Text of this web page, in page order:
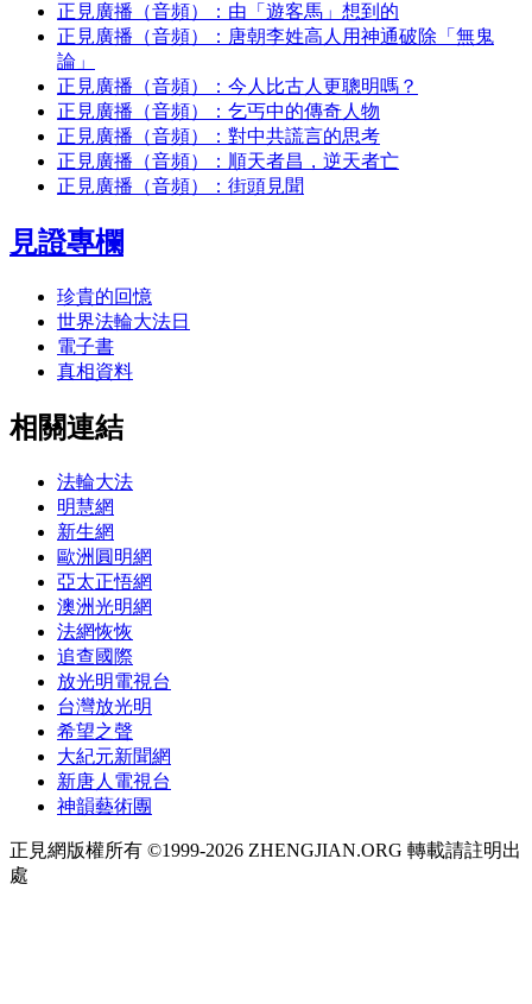
正見廣播（音頻）：由「遊客馬」想到的
正見廣播（音頻）：唐朝李姓高人用神通破除「無鬼
論」
正見廣播（音頻）：今人比古人更聰明嗎？
正見廣播（音頻）：乞丐中的傳奇人物
正見廣播（音頻）：對中共謊言的思考
正見廣播（音頻）：順天者昌，逆天者亡
正見廣播（音頻）：街頭見聞
見證專欄
珍貴的回憶
世界法輪大法日
電子書
真相資料
相關連結
法輪大法
明慧網
新生網
歐洲圓明網
亞太正悟網
澳洲光明網
法網恢恢
追查國際
放光明電視台
台灣放光明
希望之聲
大紀元新聞網
新唐人電視台
神韻藝術團
正見網版權所有 ©1999-2026 ZHENGJIAN.ORG 轉載請註明出
處